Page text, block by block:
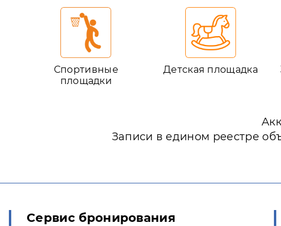
Спортивные
площадки
Детская площадка
Записи в едином реестре
Сервис бронирования